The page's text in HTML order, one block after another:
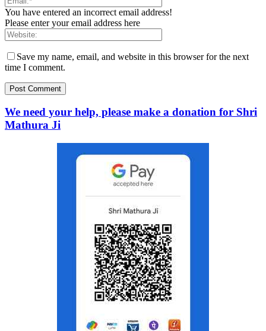
You have entered an incorrect email address!
Please enter your email address here
Save my name, email, and website in this browser for the next
time I comment.
We need your help, please make a donation for Shri
Mathura Ji